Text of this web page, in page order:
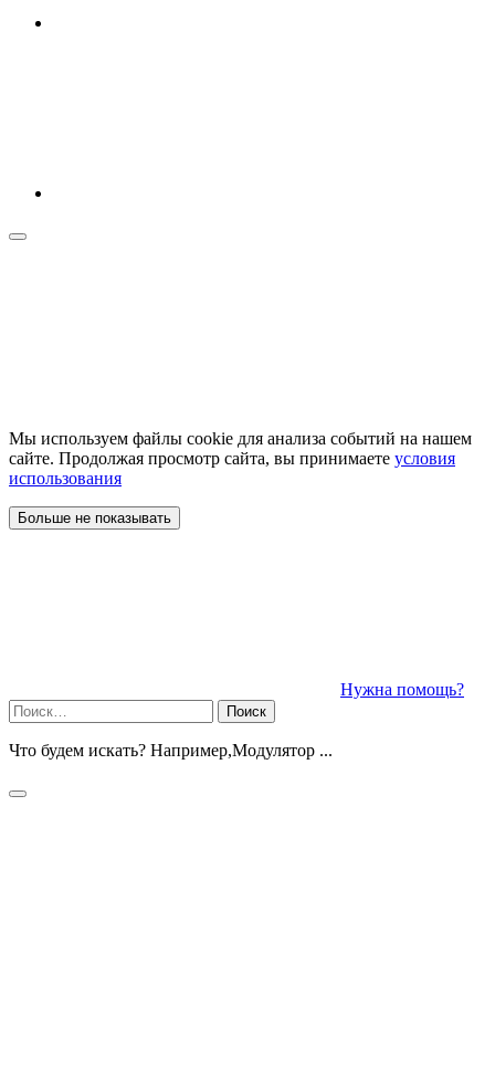
Мы используем файлы cookie для анализа событий на нашем
сайте. Продолжая просмотр сайта, вы принимаете условия
использования
Больше не показывать
Нужна помощь?
Найти:
Что будем искать? Например,Модулятор ...